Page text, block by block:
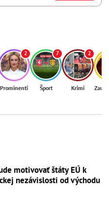
2
Prominenti
7
Šport
2
Krimi
motivovať štáty EÚ k
nezávislosti od východu